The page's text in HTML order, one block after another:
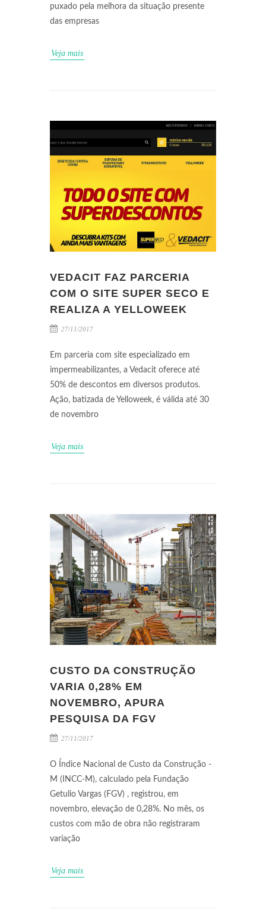
puxado pela melhora da situação presente
das empresas
Veja mais
VEDACIT FAZ PARCERIA
COM O SITE SUPER SECO E
REALIZA A YELLOWEEK
27/11/2017
Em parceria com site especializado em
impermeabilizantes, a Vedacit oferece até
50% de descontos em diversos produtos.
Ação, batizada de Yelloweek, é válida até 30
de novembro
Veja mais
CUSTO DA CONSTRUÇÃO
VARIA 0,28% EM
NOVEMBRO, APURA
PESQUISA DA FGV
27/11/2017
O Índice Nacional de Custo da Construção -
M (INCC-M), calculado pela Fundação
Getulio Vargas (FGV) , registrou, em
novembro, elevação de 0,28%. No mês, os
custos com mão de obra não registraram
variação
Veja mais